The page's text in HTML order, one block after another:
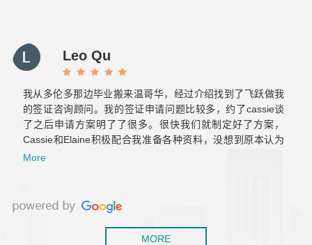
复的文件准备和反复的奔波。那么希望你们以后越来越好！
保持初心！Leo Qu
我从多伦多那边毕业搬来温哥华，经过介绍找到了飞跃做我
的签证咨询顾问。我的签证申请问题比较多，约了cassie谈
了之后申请方案明了了很多。很快我们就制定好了方案，
Cassie和Elaine积极配合我准备各种资料，没想到原本认为
肯定会拒签的工签，一次就获批了。后来积累了两年工作经
More
MORE